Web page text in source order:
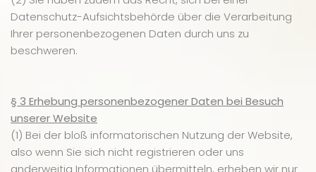
Datenschutz-Aufsichtsbehörde über die Verarbeitung
Ihrer personenbezogenen Daten durch uns zu
beschweren.
§ 3 Erhebung personenbezogener Daten bei Besuch
unserer Website
(1) Bei der bloß informatorischen Nutzung der Website,
also wenn Sie sich nicht registrieren oder uns
anderweitig Informationen übermitteln, erheben wir nur